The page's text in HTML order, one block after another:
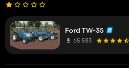
Ford TW-35
65 583